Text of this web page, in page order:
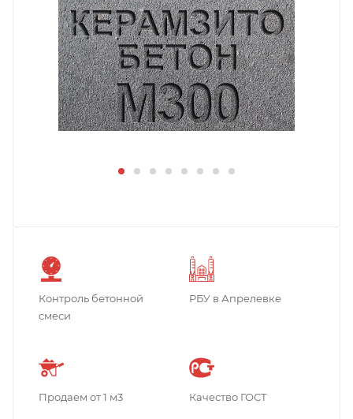
Контроль бетонной
смеси
РБУ в Апрелевке
Продаем от 1 м3 Качество ГОСТ